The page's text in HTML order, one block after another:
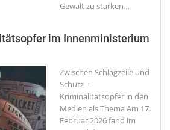
Gewalt zu starken…
im Innenministerium
Zwischen Schlagzeile und
Schutz –
Kriminalitätsopfer in den
Medien als Thema Am 17.
Februar 2026 fand im